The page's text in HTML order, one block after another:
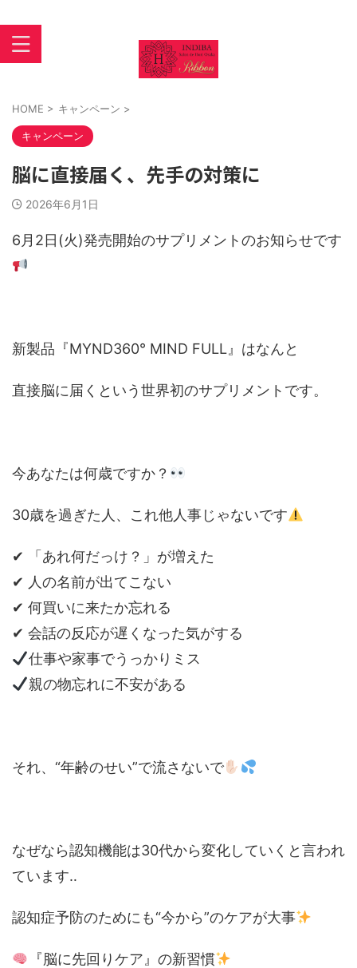
HOME > キャンペーン >
キャンペーン
脳に直接届く、先手の対策に
2026年6月1日
6月2日(火)発売開始のサプリメントのお知らせです
新製品『MYND360° MIND FULL』はなんと
直接脳に届くという世界初のサプリメントです。
今あなたは何歳ですか？
30歳を過ぎた人、これ他人事じゃないです
✔ 「あれ何だっけ？」が増えた
✔ 人の名前が出てこない
✔ 何買いに来たか忘れる
✔ 会話の反応が遅くなった気がする
仕事や家事でうっかりミス
親の物忘れに不安がある
それ、“年齢のせい”で流さないで
なぜなら認知機能は30代から変化していくと言われ
ています‥
認知症予防のためにも“今から”のケアが大事
『脳に先回りケア』の新習慣